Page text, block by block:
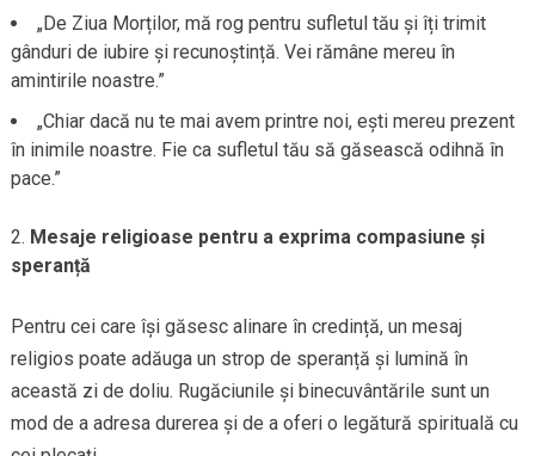
„De Ziua Morților, mă rog pentru sufletul tău și îți trimit
gânduri de iubire și recunoștință. Vei rămâne mereu în
amintirile noastre.”
„Chiar dacă nu te mai avem printre noi, ești mereu prezent
în inimile noastre. Fie ca sufletul tău să găsească odihnă în
pace.”
Mesaje religioase pentru a exprima compasiune și
speranță
Pentru cei care își găsesc alinare în credință, un mesaj
religios poate adăuga un strop de speranță și lumină în
această zi de doliu. Rugăciunile și binecuvântările sunt un
mod de a adresa durerea și de a oferi o legătură spirituală cu